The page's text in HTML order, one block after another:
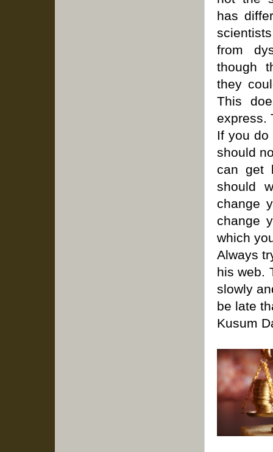
has
from
though
they
This
express.
If you
should
can get
should
change
change
which
Always
his web.
slowly
be late
Kusum